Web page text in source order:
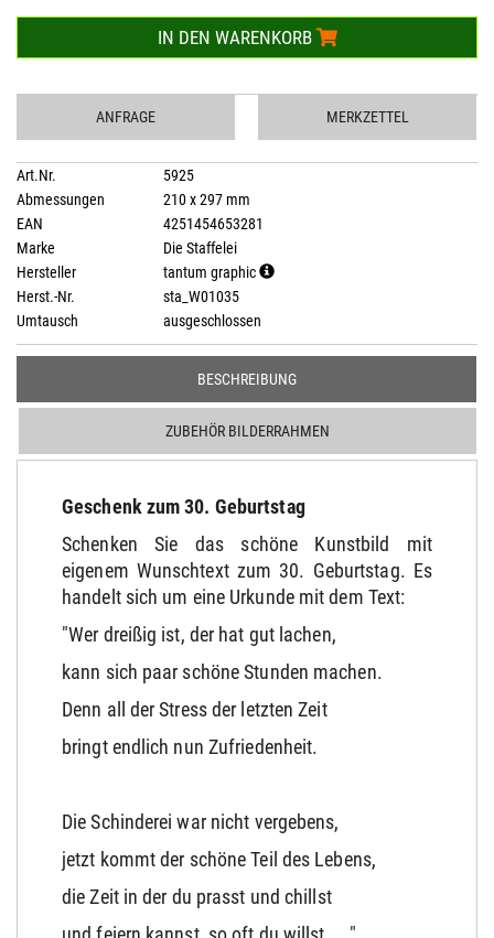
IN DEN WARENKORB
ANFRAGE MERKZETTEL
Art.Nr.
5925
Abmessungen
210 x 297 mm
EAN
4251454653281
Marke
Die Staffelei
Hersteller
tantum graphic
Herst.-Nr.
sta_W01035
Umtausch
ausgeschlossen
BESCHREIBUNG
ZUBEHÖR BILDERRAHMEN
Geschenk zum 30. Geburtstag
Schenken Sie das schöne Kunstbild mit
eigenem Wunschtext zum 30. Geburtstag. Es
handelt sich um eine Urkunde mit dem Text:
"Wer dreißig ist, der hat gut lachen,
kann sich paar schöne Stunden machen.
Denn all der Stress der letzten Zeit
bringt endlich nun Zufriedenheit.
Die Schinderei war nicht vergebens,
jetzt kommt der schöne Teil des Lebens,
die Zeit in der du prasst und chillst